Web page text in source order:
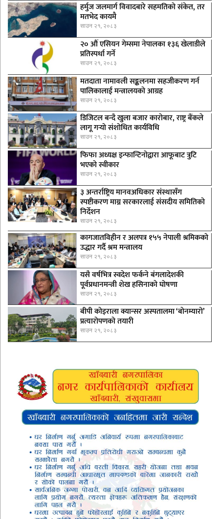
हर्मुज जलमार्ग विवादबारे सहमतिको संकेत, तर
मतभेद कायमै
साउन २१, २०८३
२० औँ एसियन गेम्समा नेपालका १३६ खेलाडीले
प्रतिस्पर्धा गर्ने
साउन २१, २०८३
मतदाता नामावली सङ्कलनमा सहजीकरण गर्न
पालिकालाई मन्त्रालयको आग्रह
साउन २१, २०८३
डिजिटल बन्दै खुला बजार कारोबार, राष्ट्र बैंकले
लागू गर्‍यो संशोधित कार्यविधि
साउन २१, २०८३
फिफा अध्यक्ष इन्फान्टिनोद्वारा आफूबाट त्रुटि
भएको स्वीकार
साउन २१, २०८३
३ अन्तर्राष्ट्रिय मानवअधिकार संस्थासँग
स्पष्टीकरण माग्न सरकारलाई संसदीय समितिको
निर्देशन
साउन २१, २०८३
कागजातविहीन र अलपत्र १५५ नेपाली श्रमिकको
उद्धार गर्दै श्रम मन्त्रालय
साउन २१, २०८३
यसै वर्षभित्र स्वदेश फर्कने बंगलादेशकी
पूर्वप्रधानमन्त्री शेख हसिनाको घोषणा
साउन २१, २०८३
बीपी कोइराला क्यान्सर अस्पतालमा ‘बोनम्यारो’
प्रत्यारोपणको तयारी
साउन २१, २०८३